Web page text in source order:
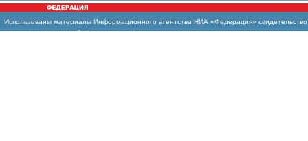
Использованы материалы Информационного агентства НИА «Федерация»
массовых коммуникаций (Роскомнадзор)